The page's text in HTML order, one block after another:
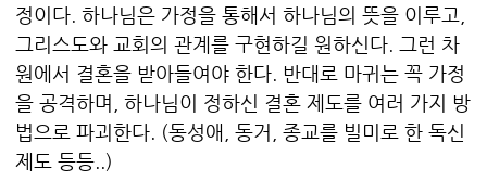
정이다. 하나님은 가정을 통해서 하나님의 뜻을 이루고,
그리스도와 교회의 관계를 구현하길 원하신다. 그런 차
원에서 결혼을 받아들여야 한다. 반대로 마귀는 꼭 가정
을 공격하며, 하나님이 정하신 결혼 제도를 여러 가지 방
법으로 파괴한다. (동성애, 동거, 종교를 빌미로 한 독신
제도 등등..)